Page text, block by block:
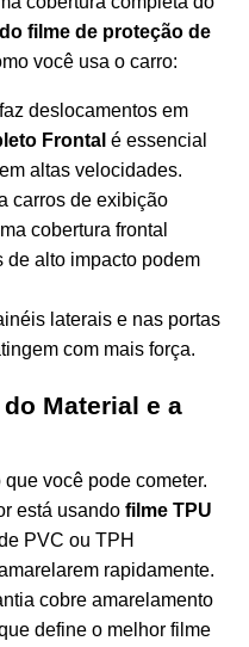
filme de proteção de
você usa o carro:
deslocamentos em
Frontal é essencial
altas velocidades.
carros de exibição
cobertura frontal
de alto impacto podem
laterais e nas portas
com mais força.
Material e a
você pode cometer.
está usando filme TPU
PVC ou TPH
rapidamente.
cobre amarelamento
define o melhor filme